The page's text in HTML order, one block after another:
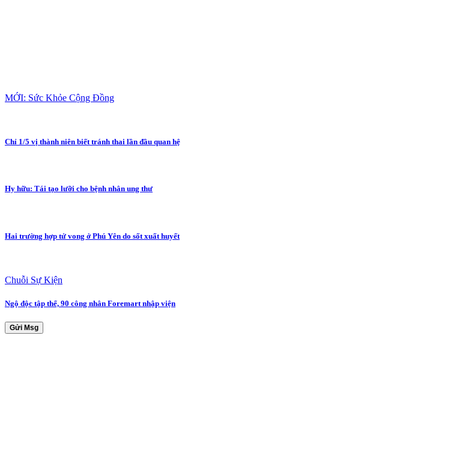
MỚI: Sức Khỏe Cộng Đồng
Chỉ 1/5 vị thành niên biết tránh thai lần đầu quan hệ
Hy hữu: Tái tạo lưỡi cho bệnh nhân ung thư
Hai trường hợp tử vong ở Phú Yên do sốt xuất huyết
Chuỗi Sự Kiện
Ngộ độc tập thể, 90 công nhân Foremart nhập viện
Gửi Msg